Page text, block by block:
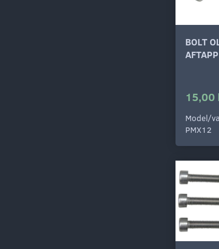
BOLT
15,00
Model/
PMX12